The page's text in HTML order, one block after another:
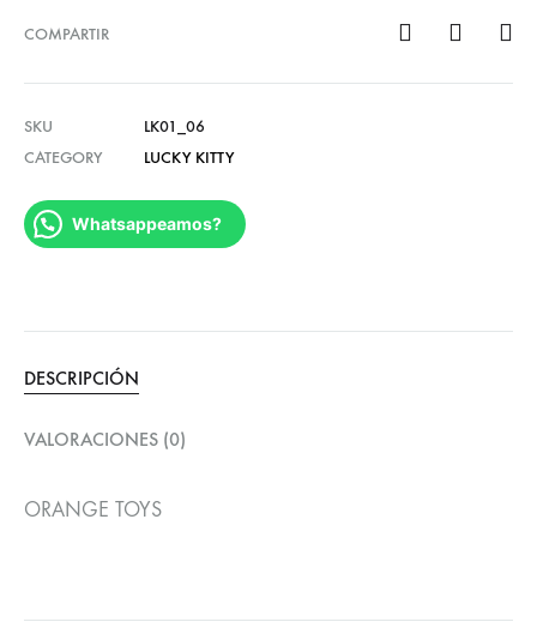
COMPARTIR
SKU
LK01_06
CATEGORY
LUCKY KITTY
Whatsappeamos?
DESCRIPCIÓN
VALORACIONES (0)
ORANGE TOYS